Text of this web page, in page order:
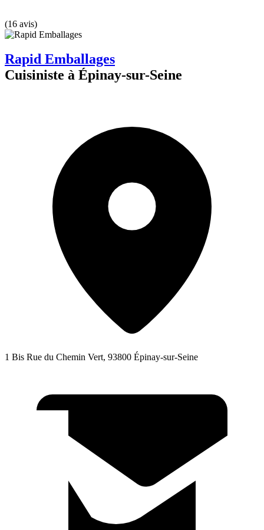
(16 avis)
Rapid Emballages
Cuisiniste à Épinay-sur-Seine
1 Bis Rue du Chemin Vert, 93800 Épinay-sur-Seine